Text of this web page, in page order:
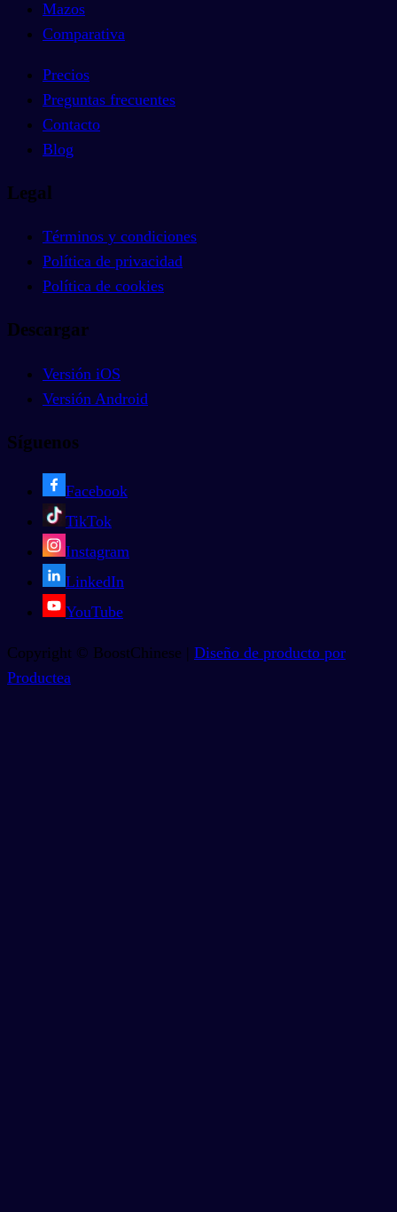
Mazos
Comparativa
Precios
Preguntas frecuentes
Contacto
Blog
Legal
Términos y condiciones
Política de privacidad
Política de cookies
Descargar
Versión iOS
Versión Android
Síguenos
Facebook
TikTok
Instagram
LinkedIn
YouTube
Copyright © BoostChinese | Diseño de producto por
Productea